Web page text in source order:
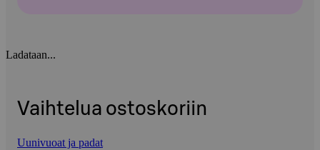
Ladataan...
Vaihtelua ostoskoriin
Uunivuoat ja padat